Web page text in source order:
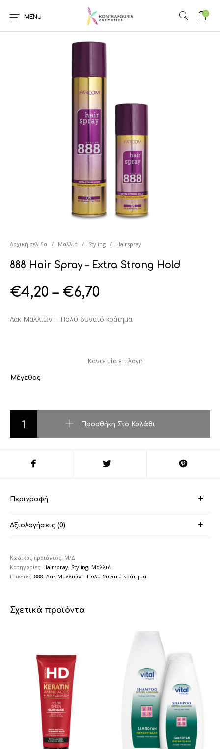
MENU
0
Αρχική σελίδα / Μαλλιά / Styling / Hairspray
888 Hair Spray – Extra Strong Hold
€4,20 – €6,70
Λακ Μαλλιών – Πολύ δυνατό κράτημα
Μέγεθος
Προσθήκη Στο Καλάθι
Περιγραφή
Αξιολογήσεις (0)
Κωδικός προϊόντος: Μ/Δ
Κατηγορίες: Hairspray, Styling, Μαλλιά
Ετικέτες:888,Λακ Μαλλιών – Πολύ δυνατό κράτημα
Σχετικά προϊόντα